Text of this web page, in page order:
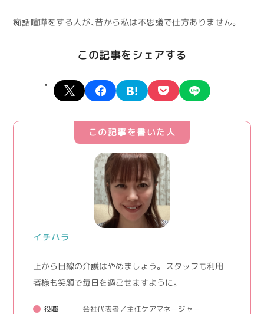
痴話喧嘩をする人が、昔から私は不思議で仕方ありません。
この記事をシェアする
X facebookhatena pocket
この記事を書いた人
イチハラ
上から目線の介護はやめましょう。 スタッフも利用
者様も笑顔で毎日を過ごせますように。
役職 会社代表者／主任ケアマネージャー